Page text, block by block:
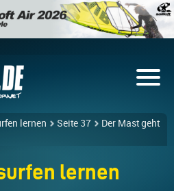
lernen Seite 37
Der Mast geht
lernen